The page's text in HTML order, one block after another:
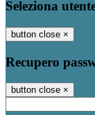
Seleziona
button close ×
Recupero
button close ×